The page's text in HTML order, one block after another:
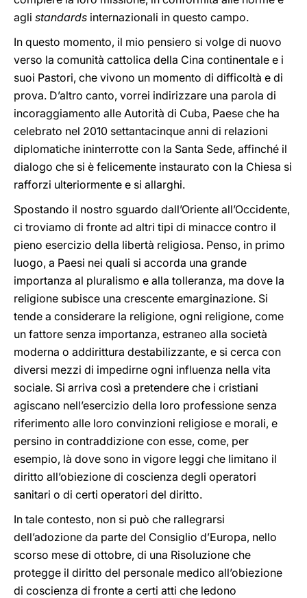
agli standards internazionali in questo campo.
In questo momento, il mio pensiero si volge di nuovo
verso la comunità cattolica della Cina continentale e i
suoi Pastori, che vivono un momento di difficoltà e di
prova. D’altro canto, vorrei indirizzare una parola di
incoraggiamento alle Autorità di Cuba, Paese che ha
celebrato nel 2010 settantacinque anni di relazioni
diplomatiche ininterrotte con la Santa Sede, affinché il
dialogo che si è felicemente instaurato con la Chiesa si
rafforzi ulteriormente e si allarghi.
Spostando il nostro sguardo dall’Oriente all’Occidente,
ci troviamo di fronte ad altri tipi di minacce contro il
pieno esercizio della libertà religiosa. Penso, in primo
luogo, a Paesi nei quali si accorda una grande
importanza al pluralismo e alla tolleranza, ma dove la
religione subisce una crescente emarginazione. Si
tende a considerare la religione, ogni religione, come
un fattore senza importanza, estraneo alla società
moderna o addirittura destabilizzante, e si cerca con
diversi mezzi di impedirne ogni influenza nella vita
sociale. Si arriva così a pretendere che i cristiani
agiscano nell’esercizio della loro professione senza
riferimento alle loro convinzioni religiose e morali, e
persino in contraddizione con esse, come, per
esempio, là dove sono in vigore leggi che limitano il
diritto all’obiezione di coscienza degli operatori
sanitari o di certi operatori del diritto.
In tale contesto, non si può che rallegrarsi
dell’adozione da parte del Consiglio d’Europa, nello
scorso mese di ottobre, di una Risoluzione che
protegge il diritto del personale medico all’obiezione
di coscienza di fronte a certi atti che ledono